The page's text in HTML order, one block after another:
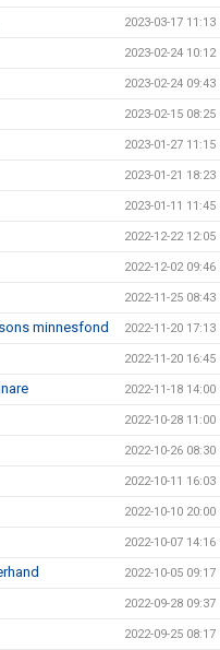
2023-03-17 11:13
2023-02-24 10:12
2023-02-24 09:43
2023-02-15 08:25
2023-01-27 11:15
2023-01-21 18:23
2023-01-11 11:45
2022-12-22 12:05
2022-12-02 09:46
2022-11-25 08:43
minnesfond 2022-11-20 17:13
2022-11-20 16:45
2022-11-18 14:00
2022-10-28 11:00
2022-10-26 08:30
2022-10-11 16:03
2022-10-10 20:00
2022-10-07 14:16
2022-10-05 09:17
2022-09-28 09:37
2022-09-25 08:17